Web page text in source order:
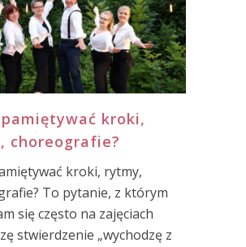
kroki,
choreografie?
kroki, rytmy,
To pytanie, z którym
się często na zajęciach
stwierdzenie „wychodzę z